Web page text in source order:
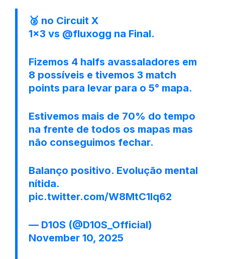
🥈 no Circuit X
1×3 vs @fluxogg na Final.
Fizemos 4 halfs avassaladores em
8 possíveis e tivemos 3 match
points para levar para o 5° mapa.
Estivemos mais de 70% do tempo
na frente de todos os mapas mas
não conseguimos fechar.
Balanço positivo. Evolução mental
nítida.
pic.twitter.com/W8MtC1lq62
— D10S (@D10S_Official)
November 10, 2025